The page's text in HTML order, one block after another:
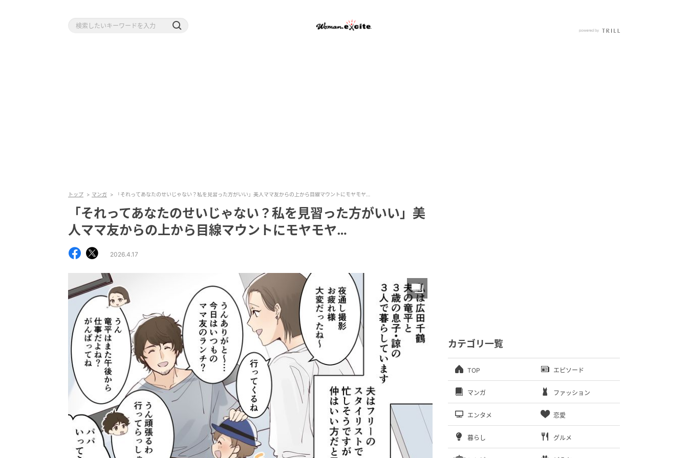
トップ マンガ 「それってあなたのせいじゃない？私を見習った方がいい」美人ママ友からの上から目線マウントにモヤモヤ…
「それってあなたのせいじゃない？私を見習った方がいい」美
人ママ友からの上から目線マウントにモヤモヤ…
2026.4.17
カテゴリ一覧
TOP エピソード
マンガ ファッション
エンタメ 恋愛
暮らし グルメ